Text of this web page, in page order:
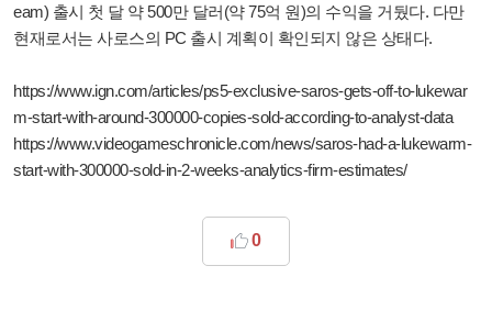
eam) 출시 첫 달 약 500만 달러(약 75억 원)의 수익을 거뒀다. 다만
현재로서는 사로스의 PC 출시 계획이 확인되지 않은 상태다.
https://www.ign.com/articles/ps5-exclusive-saros-gets-off-to-lukewar
m-start-with-around-300000-copies-sold-according-to-analyst-data
https://www.videogameschronicle.com/news/saros-had-a-lukewarm-
start-with-300000-sold-in-2-weeks-analytics-firm-estimates/
0